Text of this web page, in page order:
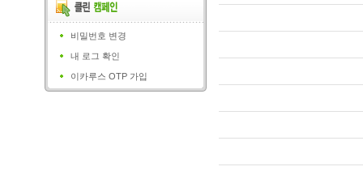
비밀번호 변경
내 로그 확인
이카루스 OTP 가입